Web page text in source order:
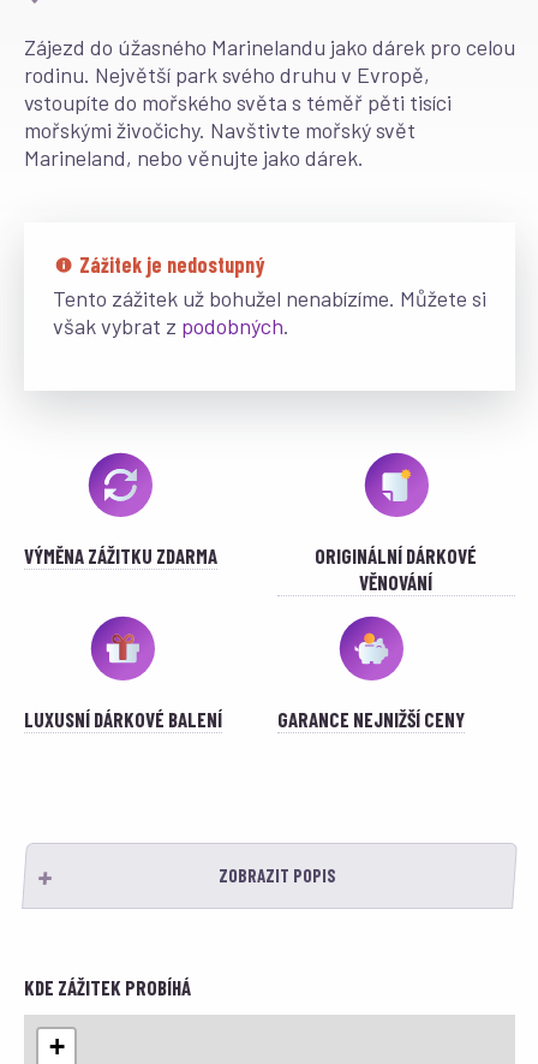
Zájezd do úžasného Marinelandu jako dárek pro celou
rodinu. Největší park svého druhu v Evropě,
vstoupíte do mořského světa s téměř pěti tisíci
mořskými živočichy. Navštivte mořský svět
Marineland, nebo věnujte jako dárek.
Zážitek je nedostupný
Tento zážitek už bohužel nenabízíme. Můžete si
však vybrat z podobných.
VÝMĚNA ZÁŽITKU ZDARMA
ORIGINÁLNÍ DÁRKOVÉ
VĚNOVÁNÍ
LUXUSNÍ DÁRKOVÉ BALENÍ GARANCE NEJNIŽŠÍ CENY
ZOBRAZIT POPIS
KDE ZÁŽITEK PROBÍHÁ
+